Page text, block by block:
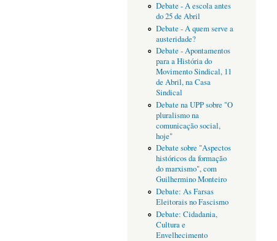
Debate - A escola antes
do 25 de Abril
Debate - A quem serve a
austeridade?
Debate - Apontamentos
para a História do
Movimento Sindical, 11
de Abril, na Casa
Sindical
Debate na UPP sobre "O
pluralismo na
comunicação social,
hoje"
Debate sobre "Aspectos
históricos da formação
do marxismo", com
Guilhermino Monteiro
Debate: As Farsas
Eleitorais no Fascismo
Debate: Cidadania,
Cultura e
Envelhecimento